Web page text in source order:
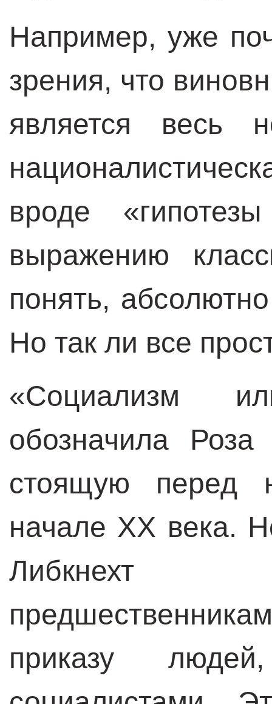
Например, уже
зрения, что
является весь
вроде
выражению
понять,
Но так ли все
«Социализм
обозначила
стоящую перед
начале ХХ века.
приказу